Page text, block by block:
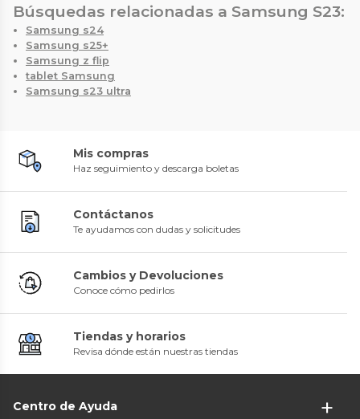
Búsquedas relacionadas a Samsung S23:
Samsung s24
Samsung s25+
Samsung z flip
tablet Samsung
Samsung s23 ultra
Mis compras
Haz seguimiento y descarga boletas
Contáctanos
Te ayudamos con dudas y solicitudes
Cambios y Devoluciones
Conoce cómo pedirlos
Tiendas y horarios
Revisa dónde están nuestras tiendas
Centro de Ayuda